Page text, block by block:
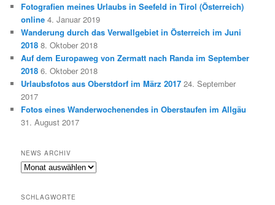
Fotografien meines Urlaubs in Seefeld in Tirol (Österreich)
online 4. Januar 2019
Wanderung durch das Verwallgebiet in Österreich im Juni
2018 8. Oktober 2018
Auf dem Europaweg von Zermatt nach Randa im September
2018 6. Oktober 2018
Urlaubsfotos aus Oberstdorf im März 2017 24. September
2017
Fotos eines Wanderwochenendes in Oberstaufen im Allgäu
31. August 2017
NEWS ARCHIV
News
SCHLAGWORTE